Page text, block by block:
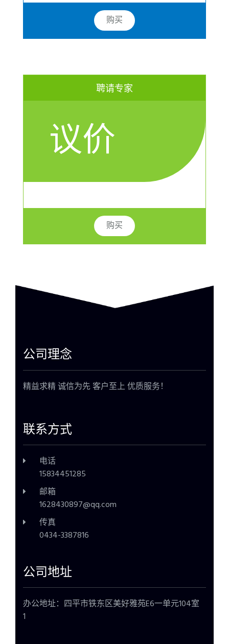
购买
聘请专家
议价
购买
公司理念
精益求精 诚信为先 客户至上 优质服务！
联系方式
电话
15834451285
邮箱
1628430897@qq.com
传真
0434-3387816
公司地址
办公地址：四平市铁东区美好雅苑E6一单元104室
1